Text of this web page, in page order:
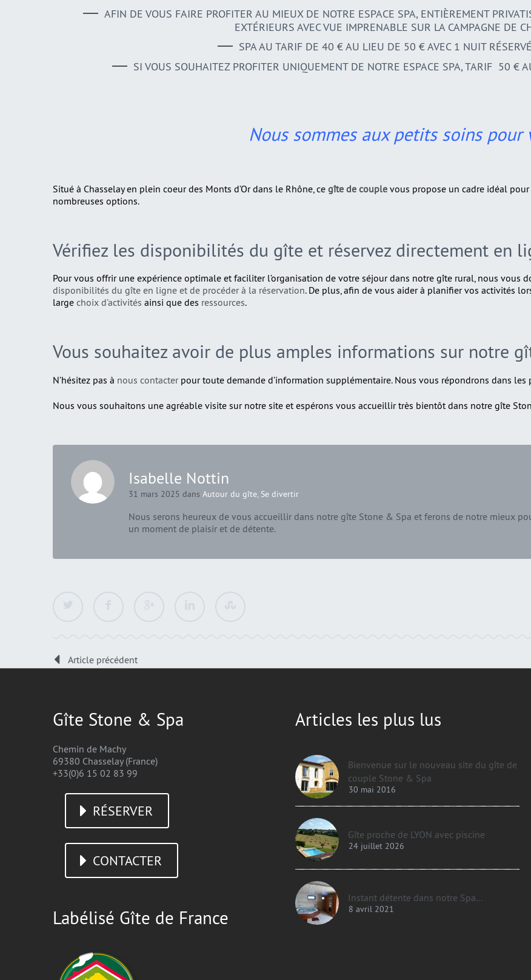
AFIN DE VOUS FAIRE PROFITER AU MIEUX DE NOTRE ESPACE SPA, ENTIÈREMENT
EXTÉRIEURS AVEC VUE IMPRENABLE SUR LA CAMPAGNE DE
SPA AU TARIF DE 40 € AU LIEU DE 50 € AVEC 1 NUIT
SI VOUS SOUHAITEZ PROFITER UNIQUEMENT DE NOTRE ESPACE SPA, TARIF 50 €
Nous sommes aux petits soins pour
Situé à Chasselay en plein coeur des Monts d’Or dans le Rhône, ce gîte de couple vous propose un cadre idéal pour
nombreuses options.
Vérifiez les disponibilités du gîte et réservez directement en
Pour vous offrir une expérience optimale et faciliter l’organisation de votre séjour dans notre gîte rural, nous vous
disponibilités du gîte en ligne et de procéder à la réservation. De plus, afin de vous aider à planifier vos activités
large choix d’activités ainsi que des ressources.
Vous souhaitez avoir de plus amples informations sur notre
N’hésitez pas à nous contacterpour toute demande d’information supplémentaire. Nous vous répondrons dans les
Nous vous souhaitons une agréable visite sur notre site et espérons vous accueillir très bientôt dans notre gîte
Isabelle Nottin
31 mars 2025 dans Autour du gîte, Se divertir
Nous serons heureux de vous accueillir dans notre gîte Stone & Spa et ferons de notre mieux
un moment de plaisir et de détente.
Article précédent
Gîte Stone & Spa
Chemin de Machy
69380 Chasselay (France)
+33(0)6 15 02 83 99
RÉSERVER
CONTACTER
Labélisé Gîte de France
Articles les plus lus
Bienvenue sur le nouveau site du gîte de
couple Stone & Spa
30 mai 2016
Gîte proche de LYON avec piscine
24 juillet 2026
Instant détente dans notre Spa...
8 avril 2021